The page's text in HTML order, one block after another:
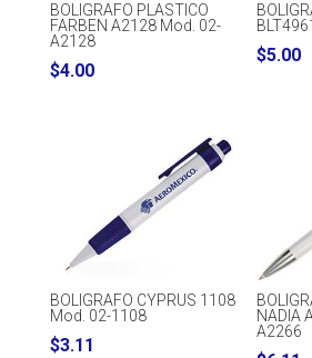
BOLIGRAFO PLASTICO
FARBEN A2128 Mod. 02-
A2128
$4.00
$5.00
BOLIGRAFO CYPRUS 1108
Mod. 02-1108
$3.11
NADIA
A2266